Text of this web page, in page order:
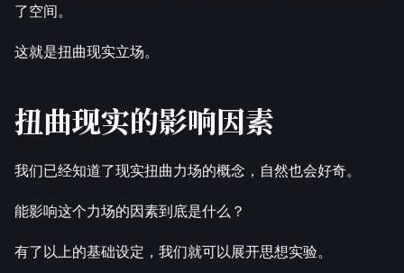
了空间。
这就是扭曲现实立场。
扭曲现实的影响因素
我们已经知道了现实扭曲力场的概念，自然也会好奇。
能影响这个力场的因素到底是什么？
有了以上的基础设定，我们就可以展开思想实验。